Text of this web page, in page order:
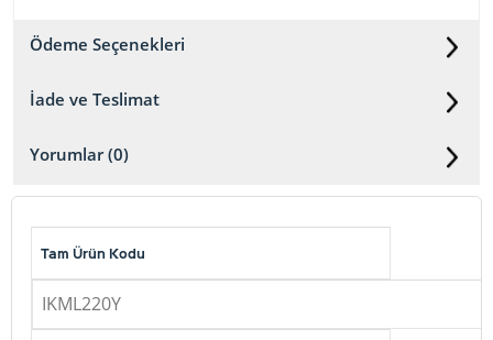
Ödeme Seçenekleri
İade ve Teslimat
Yorumlar (0)
Tam Ürün Kodu
IKML220Y